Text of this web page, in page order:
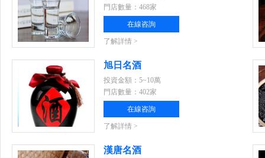
門店數量：468家
在線咨詢
了解詳情 >
旭日名酒
投資金額：5~10萬
門店數量：402家
在線咨詢
了解詳情 >
漢唐名酒